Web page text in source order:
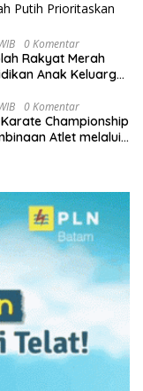
0 Komentar
Rakyat Merah
Anak Keluarga
0 Komentar
Championship
Atlet melalui